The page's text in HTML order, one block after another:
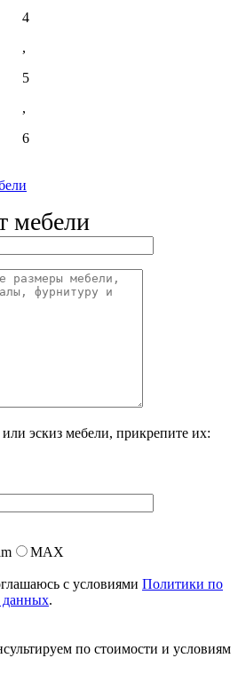
4
,
5
,
6
мебели
эскиз мебели, прикрепите их:
MAX
с условиями Политики по
данных.
по стоимости и условиям